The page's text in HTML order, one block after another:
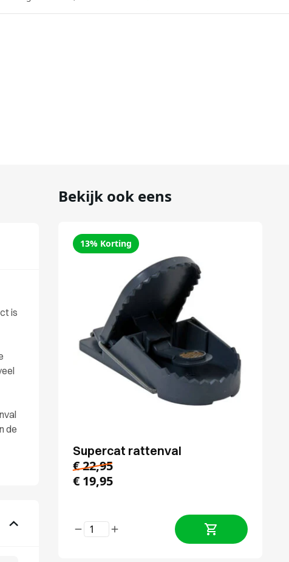
is
de
Bekijk ook eens
13% Korting
Supercat rattenval
€22,95
€ 19,95